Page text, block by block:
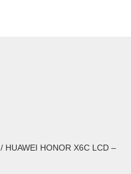
/ HUAWEI HONOR X6C LCD –